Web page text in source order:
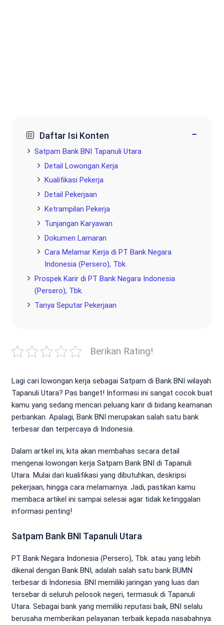
Daftar Isi Konten −
Satpam Bank BNI Tapanuli Utara
Detail Lowongan Kerja
Kualifikasi Pekerja
Detail Pekerjaan
Ketrampilan Pekerja
Tunjangan Karyawan
Dokumen Lamaran
Cara Melamar Kerja di PT Bank Negara
Indonesia (Persero), Tbk.
Prospek Karir di PT Bank Negara Indonesia
(Persero), Tbk.
Tanya Seputar Pekerjaan
Berikan Rating!
Lagi cari lowongan kerja sebagai Satpam di Bank BNI wilayah
Tapanuli Utara? Pas banget! Informasi ini sangat cocok buat
kamu yang sedang mencari peluang karir di bidang keamanan
perbankan. Apalagi, Bank BNI merupakan salah satu bank
terbesar dan terpercaya di Indonesia.
Dalam artikel ini, kita akan membahas secara detail
mengenai lowongan kerja Satpam Bank BNI di Tapanuli
Utara. Mulai dari kualifikasi yang dibutuhkan, deskripsi
pekerjaan, hingga cara melamarnya. Jadi, pastikan kamu
membaca artikel ini sampai selesai agar tidak ketinggalan
informasi penting!
Satpam Bank BNI Tapanuli Utara
PT Bank Negara Indonesia (Persero), Tbk. atau yang lebih
dikenal dengan Bank BNI, adalah salah satu bank BUMN
terbesar di Indonesia. BNI memiliki jaringan yang luas dan
tersebar di seluruh pelosok negeri, termasuk di Tapanuli
Utara. Sebagai bank yang memiliki reputasi baik, BNI selalu
berusaha memberikan pelayanan terbaik kepada nasabahnya.